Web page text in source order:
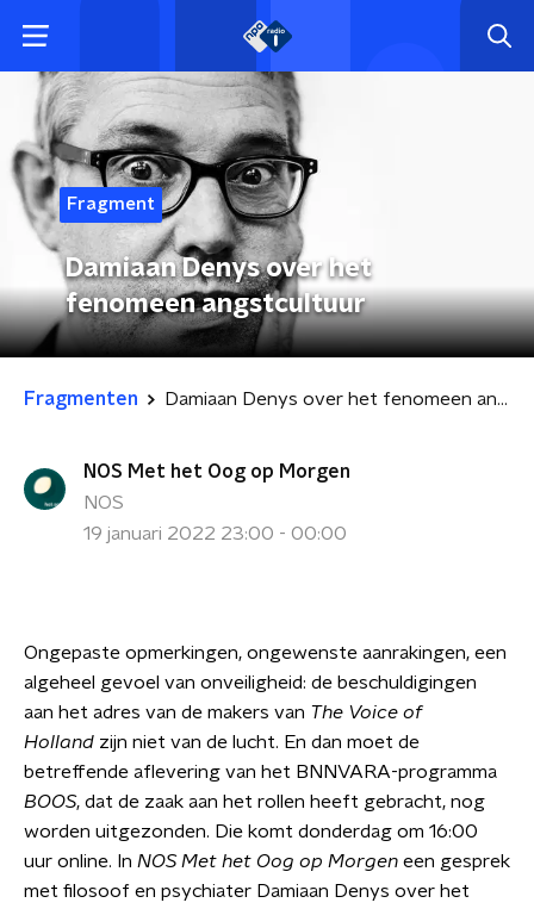
Fragment
Damiaan Denys over het
fenomeen angstcultuur
Fragmenten Damiaan Denys over het fenomeen angstcultuur
NOS Met het Oog op Morgen
NOS
19 januari 2022 23:00 - 00:00
Ongepaste opmerkingen, ongewenste aanrakingen, een
algeheel gevoel van onveiligheid: de beschuldigingen
aan het adres van de makers van The Voice of
Holland zijn niet van de lucht. En dan moet de
betreffende aflevering van het BNNVARA-programma
BOOS, dat de zaak aan het rollen heeft gebracht, nog
worden uitgezonden. Die komt donderdag om 16:00
uur online. In NOS Met het Oog op Morgen een gesprek
met filosoof en psychiater Damiaan Denys over het